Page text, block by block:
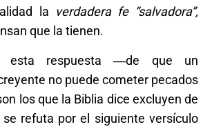
la verdadera fe “salvadora”,
que la tienen.
esta respuesta ―de que un
creyente no puede cometer pecados
los que la Biblia dice excluyen de
refuta por el siguiente versículo